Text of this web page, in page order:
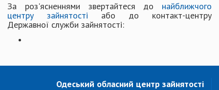
За роз'ясненнями звертайтеся до найближчого
центру зайнятості або до контакт-центру
Державної служби зайнятості:
Одеський обласний центр зайнятості